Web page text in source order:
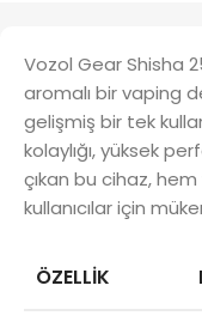
Vozol Gear Shisha
aromalı bir vaping
gelişmiş bir tek
kolaylığı, yüksek
çıkan bu cihaz,
kullanıcılar için
ÖZELLIK